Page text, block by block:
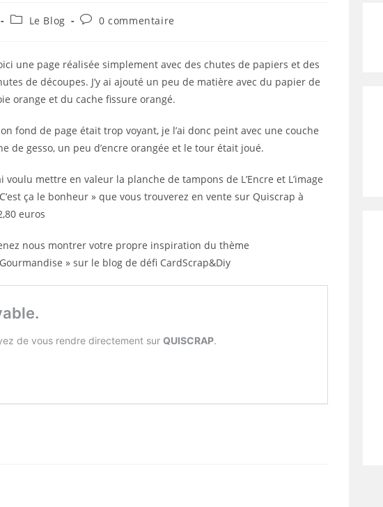
PostLe Blog
Commentaires
publication :
0 commentaire
une page réalisée simplement avec des chutes de papiers et des
de découpes. J’y ai ajouté un peu de matière avec du papier de
orange et du cache fissure orangé.
fond de page était trop voyant, je l’ai donc peint avec une couche
de gesso, un peu d’encre orangée et le tour était joué.
voulu mettre en valeur la planche de tampons de L’Encre et L’image
ça le bonheur » que vous trouverez en vente sur Quiscrap à
euros
nous montrer votre propre inspiration du thème
» sur le blog de défi CardScrap&Diy